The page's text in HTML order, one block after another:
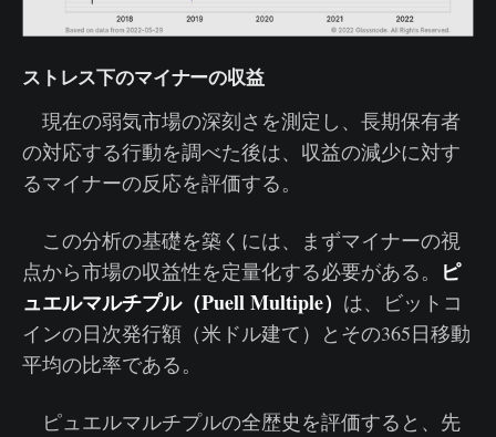
ストレス下のマイナーの収益
現在の弱気市場の深刻さを測定し、長期保有者
の対応する行動を調べた後は、収益の減少に対す
るマイナーの反応を評価する。
この分析の基礎を築くには、まずマイナーの視
点から市場の収益性を定量化する必要がある。
ピ
ュエルマルチプル（Puell Multiple） は、ビットコ
インの日次発行額（米ドル建て）とその365日移動
平均の比率である。
ピュエルマルチプルの全歴史を評価すると、先